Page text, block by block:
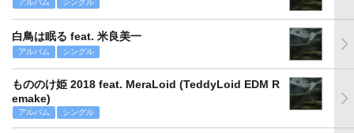
アルバム シングル
白鳥は眠る feat. 米良美一
アルバム シングル
もののけ姫 2018 feat. MeraLoid (TeddyLoid EDM R
emake)
アルバム シングル